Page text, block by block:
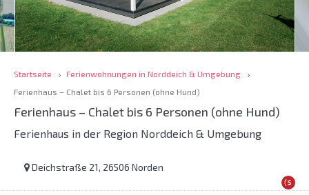
Startseite
Ferienwohnungen in Norddeich & Umgebung
Ferienhaus – Chalet bis 6 Personen (ohne Hund)
Ferienhaus – Chalet bis 6 Personen (ohne Hund)
Ferienhaus in der Region Norddeich & Umgebung
Deichstraße 21, 26506 Norden